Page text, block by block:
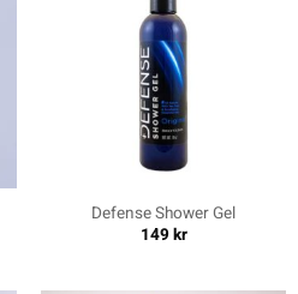
Defense Shower Gel
149kr